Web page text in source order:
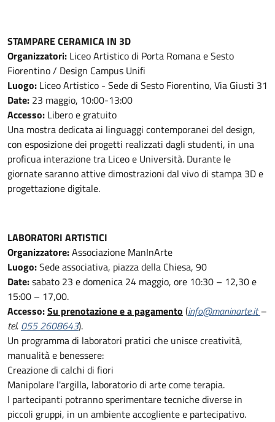
STAMPARE CERAMICA IN 3D
Organizzatori: Liceo Artistico di Porta Romana e Sesto
Fiorentino / Design Campus Unifi
Luogo: Liceo Artistico - Sede di Sesto Fiorentino, Via Giusti 31
Date: 23 maggio, 10:00-13:00
Accesso: Libero e gratuito
Una mostra dedicata ai linguaggi contemporanei del design,
con esposizione dei progetti realizzati dagli studenti, in una
proficua interazione tra Liceo e Università. Durante le
giornate saranno attive dimostrazioni dal vivo di stampa 3D e
progettazione digitale.
LABORATORI ARTISTICI
Organizzatore:Associazione ManInArte
Luogo:Sede associativa, piazza della Chiesa, 90
Date:sabato 23 e domenica 24 maggio, ore 10:30 – 12,30 e
15:00 – 17,00.
Accesso:Su prenotazione e a pagamento (info@maninarte.it–
tel. 055 2608643).
Un programma di laboratori pratici che unisce creatività,
manualità e benessere:
Creazione di calchi di fiori
Manipolare l'argilla, laboratorio di arte come terapia.
I partecipanti potranno sperimentare tecniche diverse in
piccoli gruppi, in un ambiente accogliente e partecipativo.